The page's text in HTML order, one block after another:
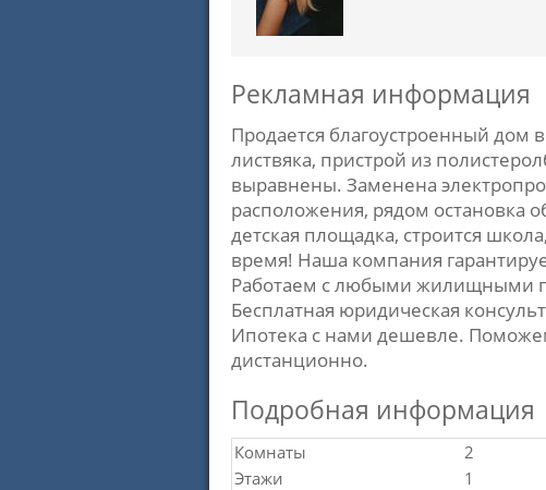
Рекламная информация
Продается благоустроенный дом
листвяка, пристрой из
выравнены. Заменена
расположения, рядом остановка
детская площадка, строится
время! Наша компания
Работаем с любыми жилищными
Бесплатная юридическая
Ипотека с нами дешевле.
дистанционно.
Подробная информация
Комнаты
2
Этажи
1